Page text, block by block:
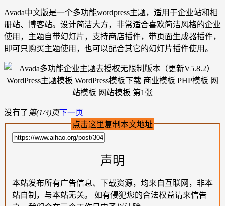
Avada中文版是一个多功能wordpress主题，适用于企业站和相
册站、博客站。设计简洁大方，非常适合喜欢简洁风格的企业
使用，主题自带幻灯片，支持商店插件，带页面生成器插件，
即可只购买主题使用，也可以配合其它的幻灯片插件使用。
没有了 第(1/3)页下一页
点击这里复制本文地址
声明
本站发布所有广告信息、下载资源，均来自互联网，非本
站自制，与本站无关。 如有侵犯您的合法权益请来信告